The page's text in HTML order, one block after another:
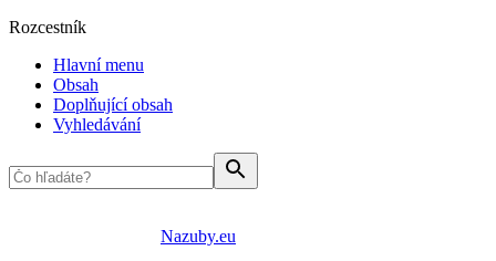
Rozcestník
Hlavní menu
Obsah
Doplňující obsah
Vyhledávání
Nazuby.eu